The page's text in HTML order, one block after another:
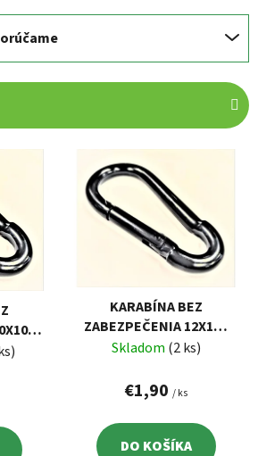
KARABÍNA BEZ
ZABEZPEČENIA 12X140
ČIERNA
Skladom (2 ks)
€1,90 / ks
DO KOŠÍKA